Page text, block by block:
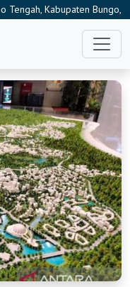
Tengah, Kabupaten Bungo,